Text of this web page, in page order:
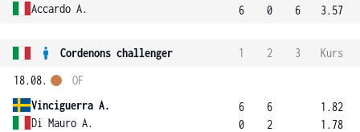
Accardo A.
6
0
6
3.57
Cordenons challenger 1 2 3
Kurs
18.08.
Vinciguerra A.
Di Mauro A.
OF
6
0
6
2
1.82
1.78